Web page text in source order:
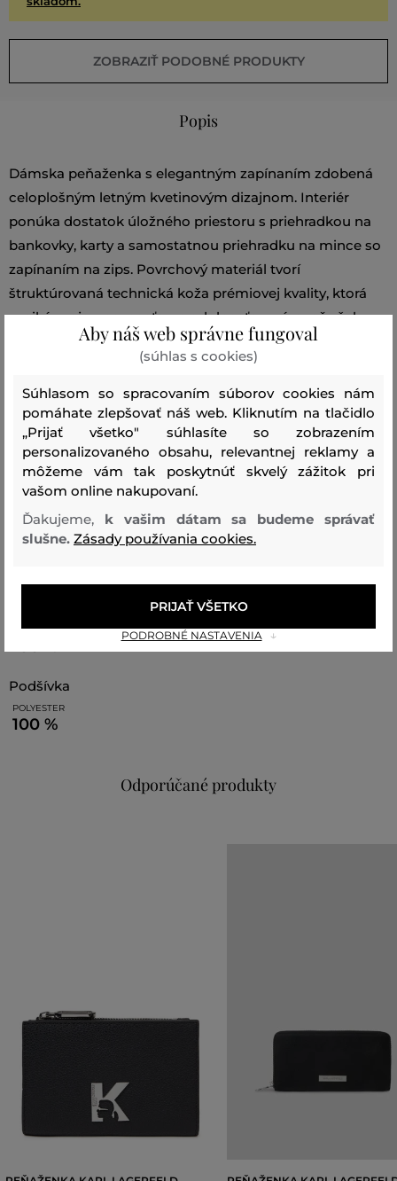
ZOBRAZIŤ PODOBNÉ PRODUKTY
Popis
Dámska peňaženka s elegantným zapínaním zdobená
celoplošným letným kvetinovým dizajnom. Interiér
ponúka dostatok úložného priestoru s priehradkou na
bankovky, karty a samostatnou priehradku na mince so
zapínaním na zips. Povrchový materiál tvorí
štruktúrovaná technická koža prémiovej kvality, ktorá
vyniká svojou pevnosťou a odolnosťou, zároveň však
nestráca svoj luxusný vzhľad. Dokonalý darček aj
nezameniteľne štýlový doplnok pre všetkých milovníkov
značky Aldo.
Rozmery: 10,5 x 8 x 3 cm
Sezóna: BAS Kód produktu:
Zloženie
POLYURETÁN
podšívka
POLYESTER
100 %
Odporúčané produkty
Aby náš web správne fungoval
(súhlas s cookies)
Súhlasom so spracovaním súborov cookies nám
pomáhate zlepšovať náš web. Kliknutím na tlačidlo
„Prijať všetko" súhlasíte so zobrazením
personalizovaného obsahu, relevantnej reklamy a
môžeme vám tak poskytnúť skvelý zážitok pri
vašom online nakupovaní.
Ďakujeme, k vašim dátam sa budeme správať
slušne. Zásady používania cookies.
PODROBNÉ NASTAVENIA
PRIJAŤ VŠETKO